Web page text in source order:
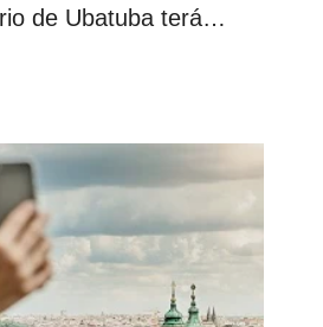
de Ubatuba terá…